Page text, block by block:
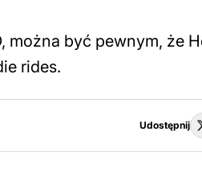
można być pewnym, że
rides.
Udostępnij